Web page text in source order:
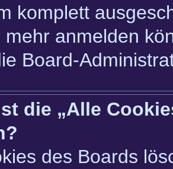
komplett
mehr anmelden
Board-
die „Alle
des Boards